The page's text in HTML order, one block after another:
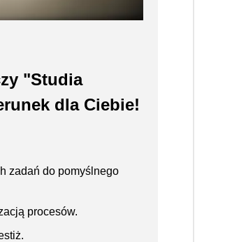
"Studia
dla Ciebie!
zadań do pomyślnego
procesów.